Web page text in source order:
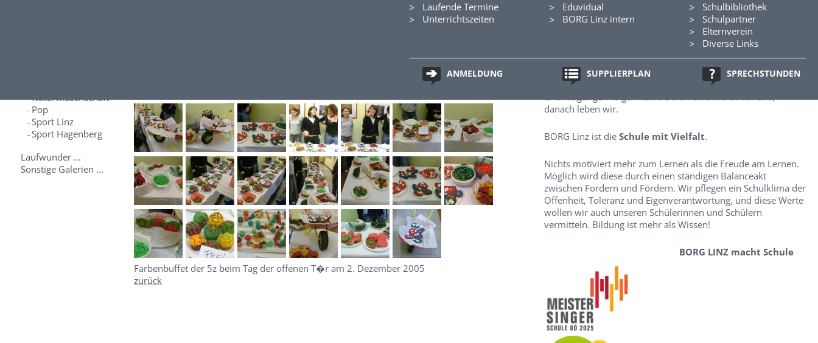
Schulbibliothek
Schulpartner
Elternverein
Diverse Links
Eduvidual
BORG Linz intern
Laufende Termine
Unterrichtszeiten
SPRECHSTUNDEN
SUPPLIERPLAN
ANMELDUNG
-Naturwissenschaft
- Pop
-Sport Linz
-Sport Hagenberg
Laufwunder ...
Sonstige Galerien ...
Farbenbuffet der 5z beim Tag der offenen T�r am 2. Dezember 2005
zurück
BORG LINZ macht Schule
... am erfolgreichsten im Lernen ist, wer dabei seinen Talenten
und Neigungen folgen kann. Daran orientieren wir uns,
danach leben wir.
BORG Linz ist die Schule mit Vielfalt.
Nichts motiviert mehr zum Lernen als die Freude am Lernen.
Möglich wird diese durch einen ständigen Balanceakt
zwischen Fordern und Fördern. Wir pflegen ein Schulklima der
Offenheit, Toleranz und Eigenverantwortung, und diese Werte
wollen wir auch unseren Schülerinnen und Schülern
vermitteln. Bildung ist mehr als Wissen!
BORG LINZ macht Schule